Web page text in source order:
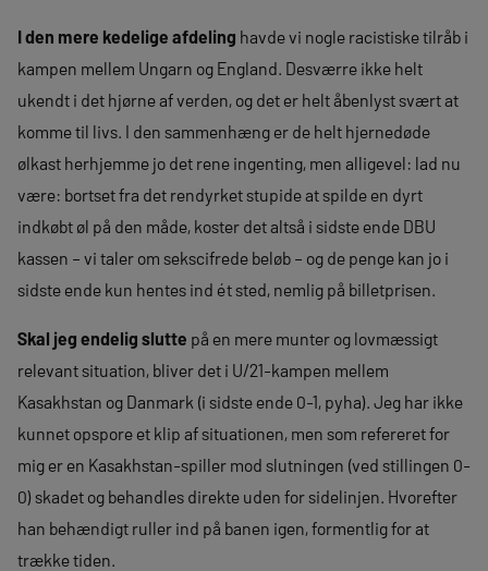
I den mere kedelige afdeling havde vi nogle racistiske tilråb i
kampen mellem Ungarn og England. Desværre ikke helt
ukendt i det hjørne af verden, og det er helt åbenlyst svært at
komme til livs. I den sammenhæng er de helt hjernedøde
ølkast herhjemme jo det rene ingenting, men alligevel: lad nu
være: bortset fra det rendyrket stupide at spilde en dyrt
indkøbt øl på den måde, koster det altså i sidste ende DBU
kassen – vi taler om sekscifrede beløb – og de penge kan jo i
sidste ende kun hentes ind ét sted, nemlig på billetprisen.
Skal jeg endelig slutte på en mere munter og lovmæssigt
relevant situation, bliver det i U/21-kampen mellem
Kasakhstan og Danmark (i sidste ende 0-1, pyha). Jeg har ikke
kunnet opspore et klip af situationen, men som refereret for
mig er en Kasakhstan-spiller mod slutningen (ved stillingen 0-
0) skadet og behandles direkte uden for sidelinjen. Hvorefter
han behændigt ruller ind på banen igen, formentlig for at
trække tiden.